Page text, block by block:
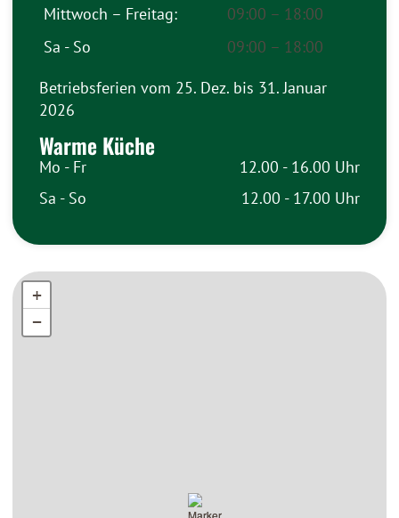
+
−
+
−
Mittwoch – Freitag:
09:00 – 18:00
Sa - So
09:00 – 18:00
Betriebsferien vom 25. Dez. bis 31. Januar
2026
Warme Küche
Mo - Fr
12.00 - 16.00 Uhr
Sa - So
12.00 - 17.00 Uhr